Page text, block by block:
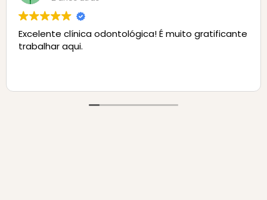
clínica odontológica! É muito gratificante
aqui.
Clínica